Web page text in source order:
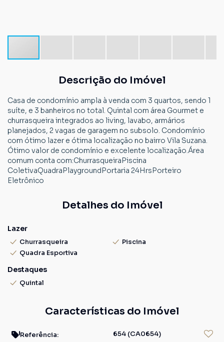
Descrição do Imóvel
Casa de condomínio ampla à venda com 3 quartos, sendo 1
suíte, e 3 banheiros no total. Quintal com área Gourmet e
churrasqueira integrados ao living, lavabo, armários
planejados, 2 vagas de garagem no subsolo. Condomínio
com ótimo lazer e ótima localização no bairro Vila Suzana.
Ótimo valor de condomínio e excelente localização.Área
comum conta com:ChurrasqueiraPiscina
ColetivaQuadraPlaygroundPortaria 24HrsPorteiro
Eletrônico
Detalhes do Imóvel
Lazer
Churrasqueira
Piscina
Quadra Esportiva
Destaques
Quintal
Características do Imóvel
Referência: 654 (CA0654)